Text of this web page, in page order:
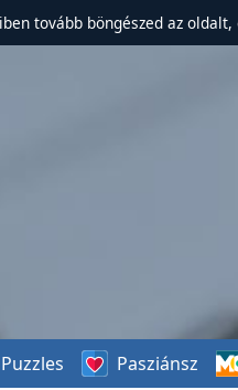
tovább böngészed az
Puzzles Pasziánsz